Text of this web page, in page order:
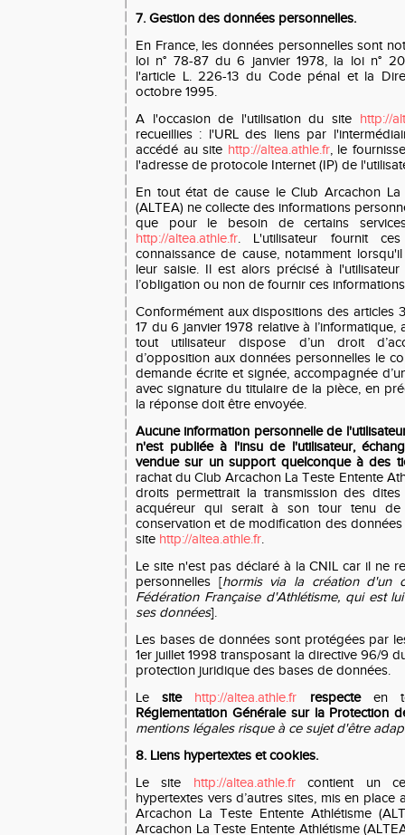
7. Gestion des données personnelles.
En France, les données personnelles sont
loi n° 78-87 du 6 janvier 1978, la loi n°
l'article L. 226-13 du Code pénal et la
octobre 1995.
A l'occasion de l'utilisation du site http://
recueillies : l'URL des liens par
accédé au site http://altea.athle.fr, le
l'adresse de protocole Internet (IP) de
En tout état de cause le Club Arcachon La
(ALTEA) ne collecte des informations
que pour le besoin de certains
http://altea.athle.fr. L'utilisateur fournit
connaissance de cause, notamment
leur saisie. Il est alors précisé à
l’obligation ou non de fournir ces
Conformément aux dispositions des articles
17 du 6 janvier 1978 relative à l’informatique,
tout utilisateur dispose d’un droit
d’opposition aux données personnelles le
demande écrite et signée, accompagnée
avec signature du titulaire de la pièce, en
la réponse doit être envoyée.
Aucune information personnelle de
n'est publiée à l'insu de l'utilisateur,
vendue sur un support quelconque à des
rachat du Club Arcachon La Teste Entente
droits permettrait la transmission des
acquéreur qui serait à son tour tenu
conservation et de modification des
site http://altea.athle.fr.
Le site n'est pas déclaré à la CNIL car il ne
personnelles [hormis via la création d'un
Fédération Française d'Athlétisme, qui est
ses données].
Les bases de données sont protégées par
1er juillet 1998 transposant la directive 96/9
protection juridique des bases de données.
Lesite http://altea.athle.fr respecteen
Réglementation Générale sur la Protection
mentions légales risque à ce sujet d'être
8. Liens hypertextes et cookies.
Le site http://altea.athle.fr contient un
hypertextes vers d’autres sites, mis en place
Arcachon La Teste Entente Athlétisme
Arcachon La Teste Entente Athlétisme